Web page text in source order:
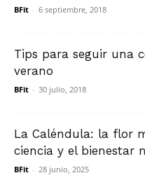
BFit - 6 septiembre, 2018
Tips para seguir una
verano
BFit - 30 julio, 2018
La Caléndula: la flor
ciencia y el bienestar
BFit - 28 junio, 2025